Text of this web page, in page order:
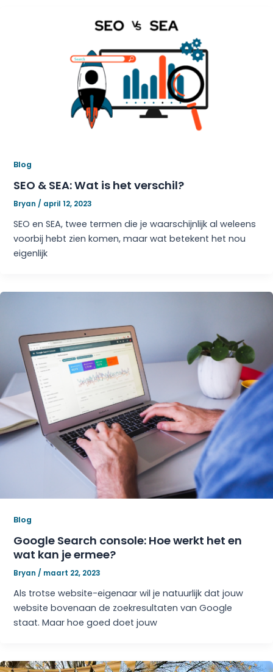
Blog
SEO & SEA: Wat is het verschil?
Bryan / april 12, 2023
SEO en SEA, twee termen die je waarschijnlijk al weleens
voorbij hebt zien komen, maar wat betekent het nou
eigenlijk
Blog
Google Search console: Hoe werkt het en
wat kan je ermee?
Bryan / maart 22, 2023
Als trotse website-eigenaar wil je natuurlijk dat jouw
website bovenaan de zoekresultaten van Google
staat. Maar hoe goed doet jouw